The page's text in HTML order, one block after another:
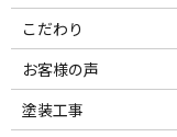
こだわり
お客様の声
塗装工事